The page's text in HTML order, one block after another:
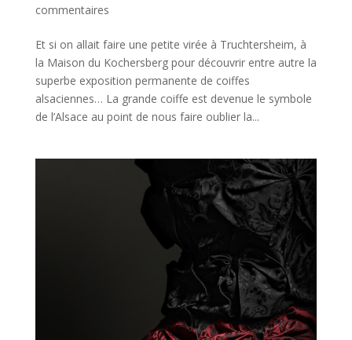
commentaires
Et si on allait faire une petite virée à Truchtersheim, à
la Maison du Kochersberg pour découvrir entre autre la
superbe exposition permanente de coiffes
alsaciennes… La grande coiffe est devenue le symbole
de l’Alsace au point de nous faire oublier la...